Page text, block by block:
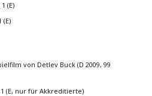
(E)
(E)
von Detlev Buck (D 2009, 99
1 (E, nur für Akkreditierte)